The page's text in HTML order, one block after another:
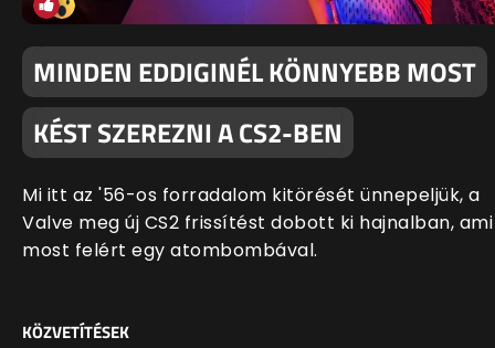
MINDEN EDDIGINÉL KÖNNYEBB MOST
KÉST SZEREZNI A CS2-BEN
Mi itt az '56-os forradalom kitörését ünnepeljük, a
Valve meg új CS2 frissítést dobott ki hajnalban, ami
most felért egy atombombával.
KÖZVETÍTÉSEK